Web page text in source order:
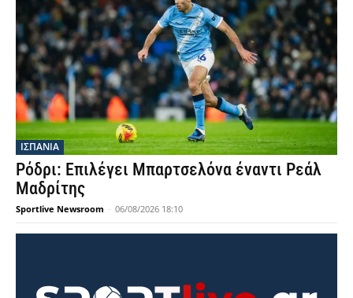
ΙΣΠΑΝΙΑ
Ρόδρι: Επιλέγει Μπαρτσελόνα έναντι Ρεάλ
Μαδρίτης
Sportlive Newsroom - 06/08/2026 18:10